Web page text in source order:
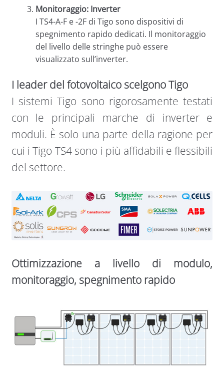
Monitoraggio: Inverter
I TS4-A-F e -2F di Tigo sono dispositivi di
spegnimento rapido dedicati. Il monitoraggio
del livello delle stringhe può essere
visualizzato sull’inverter.
I leader del fotovoltaico scelgono Tigo
I sistemi Tigo sono rigorosamente testati
con le principali marche di inverter e
moduli. È solo una parte della ragione per
cui i Tigo TS4 sono i più affidabili e flessibili
del settore.
Ottimizzazione a livello di modulo,
monitoraggio, spegnimento rapido